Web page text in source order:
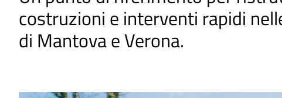
costruzioni e interventi rapidi
di Mantova e Verona.